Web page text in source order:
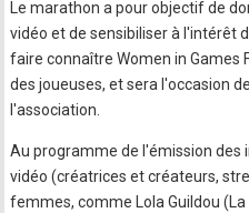
Le marathon a pour objectif de
vidéo et de sensibiliser à l'intérêt
faire connaître Women in Games
des joueuses, et sera l'occasion
l'association.
Au programme de l'émission des
vidéo (créatrices et créateurs,
femmes, comme Lola Guildou